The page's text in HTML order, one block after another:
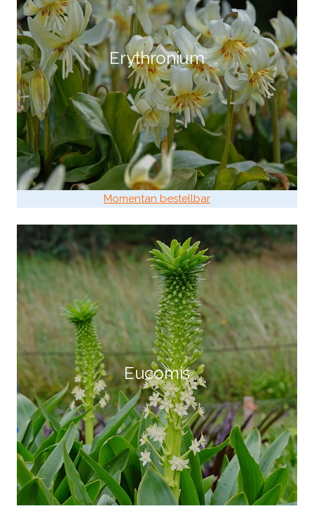
Erythronium
Momentan bestellbar
Eucomis